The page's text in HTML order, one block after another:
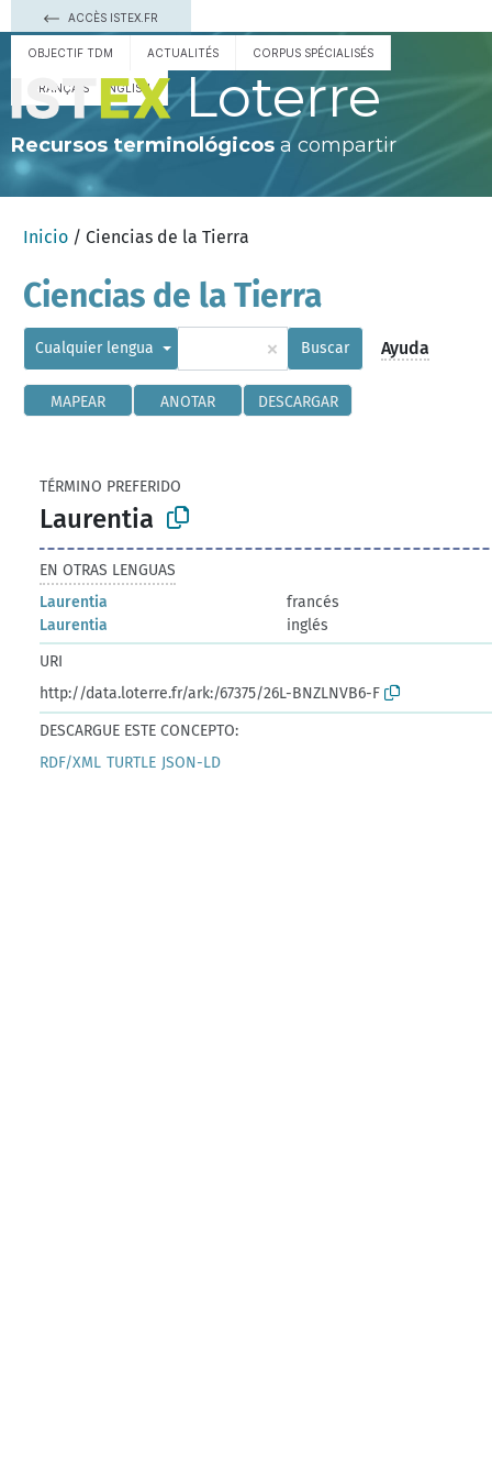
ACCÈS ISTEX.FR
OBJECTIF TDM ACTUALITÉS CORPUS SPÉCIALISÉS
FRANÇAIS ENGLISH Loterre
Recursos terminológicos a compartir
Inicio / Ciencias de la Tierra
Ciencias de la Tierra
Cualquier lengua × Buscar Ayuda
MAPEAR ANOTAR DESCARGAR
TÉRMINO PREFERIDO
Laurentia
EN OTRAS LENGUAS
Laurentia
francés
Laurentia
inglés
URI
http://data.loterre.fr/ark:/67375/26L-BNZLNVB6-F
DESCARGUE ESTE CONCEPTO:
RDF/XML TURTLE JSON-LD